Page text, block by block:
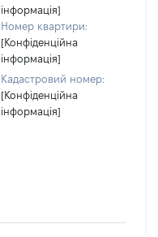
інформація]
Номер квартири:
[Конфіденційна
інформація]
Кадастровий номер:
[Конфіденційна
інформація]